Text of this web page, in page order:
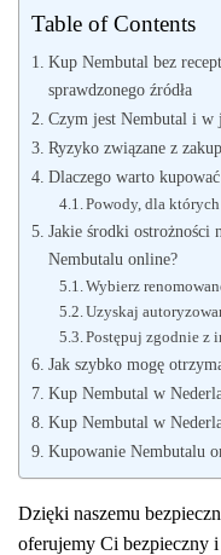
Table of Contents
Kup Nembutal bez
sprawdzonego źródła
Czym jest Nembutal i w
Ryzyko związane z
Dlaczego warto
Powody, dla
Jakie środki ostrożności
Nembutalu online?
Wybierz
Uzyskaj
Postępuj zgodnie z
Jak szybko mogę
Kup Nembutal w
Kup Nembutal w
Kupowanie Nembutalu
Dzięki naszemu
oferujemy Ci bezpieczny